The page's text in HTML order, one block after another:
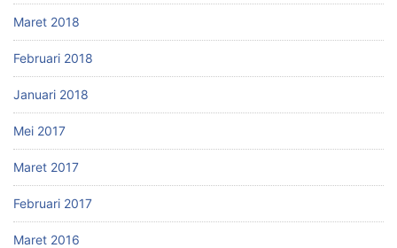
Maret 2018
Februari 2018
Januari 2018
Mei 2017
Maret 2017
Februari 2017
Maret 2016